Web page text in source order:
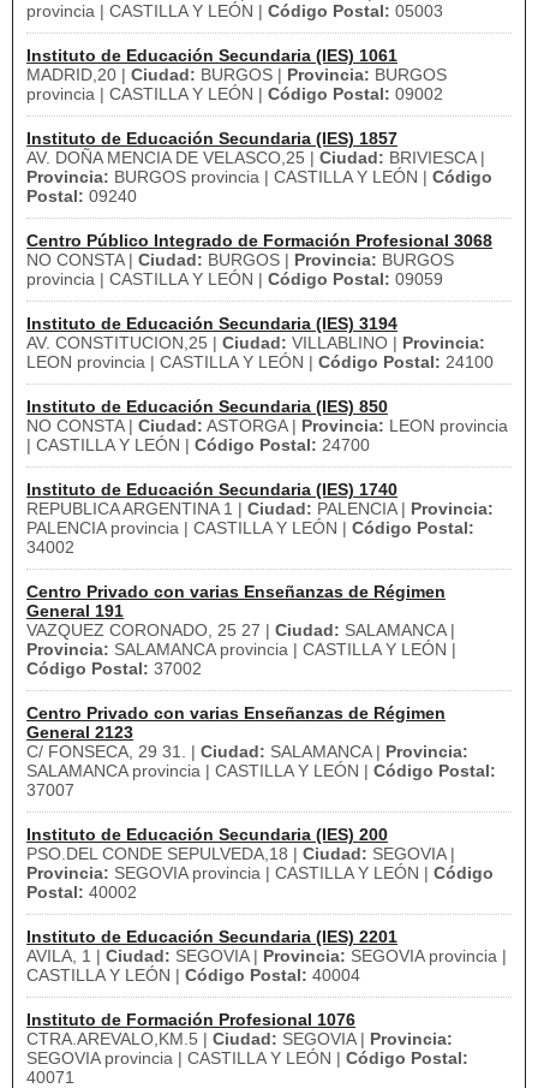
provincia | CASTILLA Y LEÓN | Código Postal: 05003
Instituto de Educación Secundaria (IES) 1061
MADRID,20 | Ciudad: BURGOS | Provincia: BURGOS
provincia | CASTILLA Y LEÓN | Código Postal: 09002
Instituto de Educación Secundaria (IES) 1857
AV. DOÑA MENCIA DE VELASCO,25 | Ciudad: BRIVIESCA |
Provincia: BURGOS provincia | CASTILLA Y LEÓN | Código
Postal: 09240
Centro Público Integrado de Formación Profesional 3068
NO CONSTA | Ciudad: BURGOS | Provincia: BURGOS
provincia | CASTILLA Y LEÓN | Código Postal: 09059
Instituto de Educación Secundaria (IES) 3194
AV. CONSTITUCION,25 | Ciudad: VILLABLINO | Provincia:
LEON provincia | CASTILLA Y LEÓN | Código Postal: 24100
Instituto de Educación Secundaria (IES) 850
NO CONSTA | Ciudad: ASTORGA | Provincia: LEON provincia
| CASTILLA Y LEÓN | Código Postal: 24700
Instituto de Educación Secundaria (IES) 1740
REPUBLICA ARGENTINA 1 | Ciudad: PALENCIA | Provincia:
PALENCIA provincia | CASTILLA Y LEÓN | Código Postal:
34002
Centro Privado con varias Enseñanzas de Régimen
General 191
VAZQUEZ CORONADO, 25 27 | Ciudad: SALAMANCA |
Provincia: SALAMANCA provincia | CASTILLA Y LEÓN |
Código Postal: 37002
Centro Privado con varias Enseñanzas de Régimen
General 2123
C/ FONSECA, 29 31. | Ciudad: SALAMANCA | Provincia:
SALAMANCA provincia | CASTILLA Y LEÓN | Código Postal:
37007
Instituto de Educación Secundaria (IES) 200
PSO.DEL CONDE SEPULVEDA,18 | Ciudad: SEGOVIA |
Provincia: SEGOVIA provincia | CASTILLA Y LEÓN | Código
Postal: 40002
Instituto de Educación Secundaria (IES) 2201
AVILA, 1 | Ciudad: SEGOVIA | Provincia: SEGOVIA provincia |
CASTILLA Y LEÓN | Código Postal: 40004
Instituto de Formación Profesional 1076
CTRA.AREVALO,KM.5 | Ciudad: SEGOVIA | Provincia:
SEGOVIA provincia | CASTILLA Y LEÓN | Código Postal:
40071